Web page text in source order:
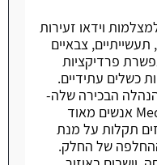
וידאו זעירות
תעשייתיים, צבאיים
פרדיקציות
כשלים עתידיים.
הבכירה שלה-
יזמים סדרתיים בעולמות ה-Medical אנשים מאוד
תקלות על מנת
של החלק.